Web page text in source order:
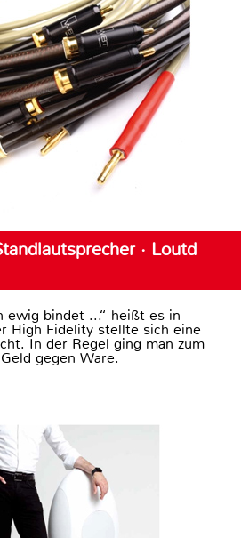
· Loutd
ewig bindet ...“ heißt es in
High Fidelity stellte sich eine
In der Regel ging man zum
gegen Ware.